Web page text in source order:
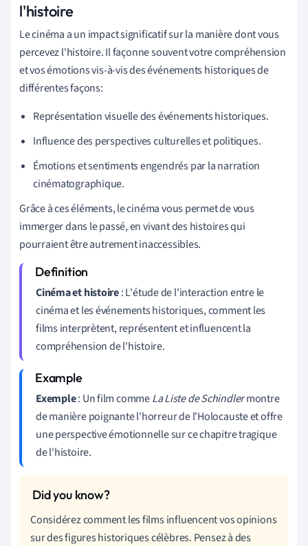
l'histoire
Le cinéma a un impact significatif sur la manière dont vous
percevez l'histoire. Il façonne souvent votre compréhension
et vos émotions vis-à-vis des événements historiques de
différentes façons:
Représentation visuelle des événements historiques.
Influence des perspectives culturelles et politiques.
Émotions et sentiments engendrés par la narration
cinématographique.
Grâce à ces éléments, le cinéma vous permet de vous
immerger dans le passé, en vivant des histoires qui
pourraient être autrement inaccessibles.
Cinéma et histoire: L'étude de l'interaction entre le
cinéma et les événements historiques, comment les
films interprètent, représentent et influencent la
compréhension de l'histoire.
Exemple: Un film commeLa Liste de Schindlermontre
de manière poignante l'horreur de l'Holocauste et offre
une perspective émotionnelle sur ce chapitre tragique
de l'histoire.
Considérez comment les films influencent vos opinions
sur des figures historiques célèbres. Pensez à des